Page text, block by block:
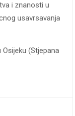
i znanosti u
usavrsavanja
(Stjepana